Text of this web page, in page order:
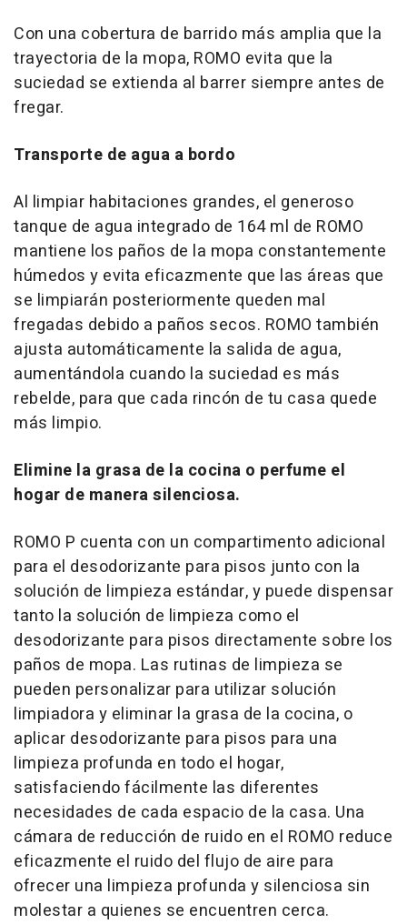
Con una cobertura de barrido más amplia que la
trayectoria de la mopa, ROMO evita que la
suciedad se extienda al barrer siempre antes de
fregar.
Transporte de agua a bordo
Al limpiar habitaciones grandes, el generoso
tanque de agua integrado de 164 ml de ROMO
mantiene los paños de la mopa constantemente
húmedos y evita eficazmente que las áreas que
se limpiarán posteriormente queden mal
fregadas debido a paños secos. ROMO también
ajusta automáticamente la salida de agua,
aumentándola cuando la suciedad es más
rebelde, para que cada rincón de tu casa quede
más limpio.
Elimine la grasa de la cocina o perfume el
hogar de manera silenciosa.
ROMO P cuenta con un compartimento adicional
para el desodorizante para pisos junto con la
solución de limpieza estándar, y puede dispensar
tanto la solución de limpieza como el
desodorizante para pisos directamente sobre los
paños de mopa. Las rutinas de limpieza se
pueden personalizar para utilizar solución
limpiadora y eliminar la grasa de la cocina, o
aplicar desodorizante para pisos para una
limpieza profunda en todo el hogar,
satisfaciendo fácilmente las diferentes
necesidades de cada espacio de la casa. Una
cámara de reducción de ruido en el ROMO reduce
eficazmente el ruido del flujo de aire para
ofrecer una limpieza profunda y silenciosa sin
molestar a quienes se encuentren cerca.